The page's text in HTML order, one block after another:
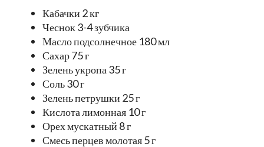
Кабачки 2 кг
Чеснок 3-4 зубчика
Масло подсолнечное 180 мл
Сахар 75 г
Зелень укропа 35 г
Соль 30 г
Зелень петрушки 25 г
Кислота лимонная 10 г
Орех мускатный 8 г
Смесь перцев молотая 5 г